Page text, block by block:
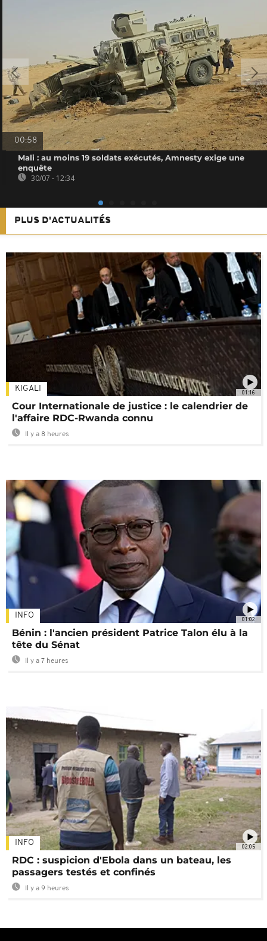
00:58
Mali : au moins 19 soldats exécutés, Amnesty exige une
enquête
30/07 - 12:34
PLUS D'ACTUALITÉS
01:16
KIGALI
Cour Internationale de justice : le calendrier de
l'affaire RDC-Rwanda connu
Il y a 8 heures
01:02
INFO
Bénin : l'ancien président Patrice Talon élu à la
tête du Sénat
Il y a 7 heures
02:05
INFO
RDC : suspicion d'Ebola dans un bateau, les
passagers testés et confinés
Il y a 9 heures